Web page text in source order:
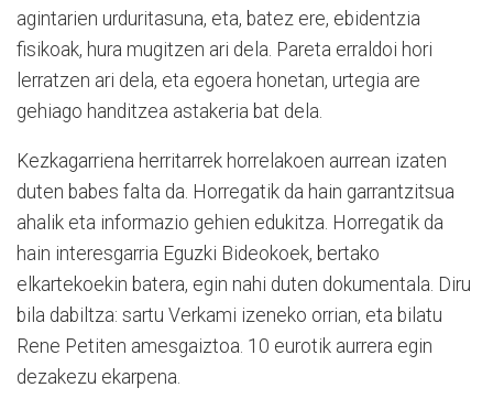
agintarien urduritasuna, eta, batez ere, ebidentzia
fisikoak, hura mugitzen ari dela. Pareta erraldoi hori
lerratzen ari dela, eta egoera honetan, urtegia are
gehiago handitzea astakeria bat dela.
Kezkagarriena herritarrek horrelakoen aurrean izaten
duten babes falta da. Horregatik da hain garrantzitsua
ahalik eta informazio gehien edukitza. Horregatik da
hain interesgarria Eguzki Bideokoek, bertako
elkartekoekin batera, egin nahi duten dokumentala. Diru
bila dabiltza: sartu Verkami izeneko orrian, eta bilatu
Rene Petiten amesgaiztoa. 10 eurotik aurrera egin
dezakezu ekarpena.